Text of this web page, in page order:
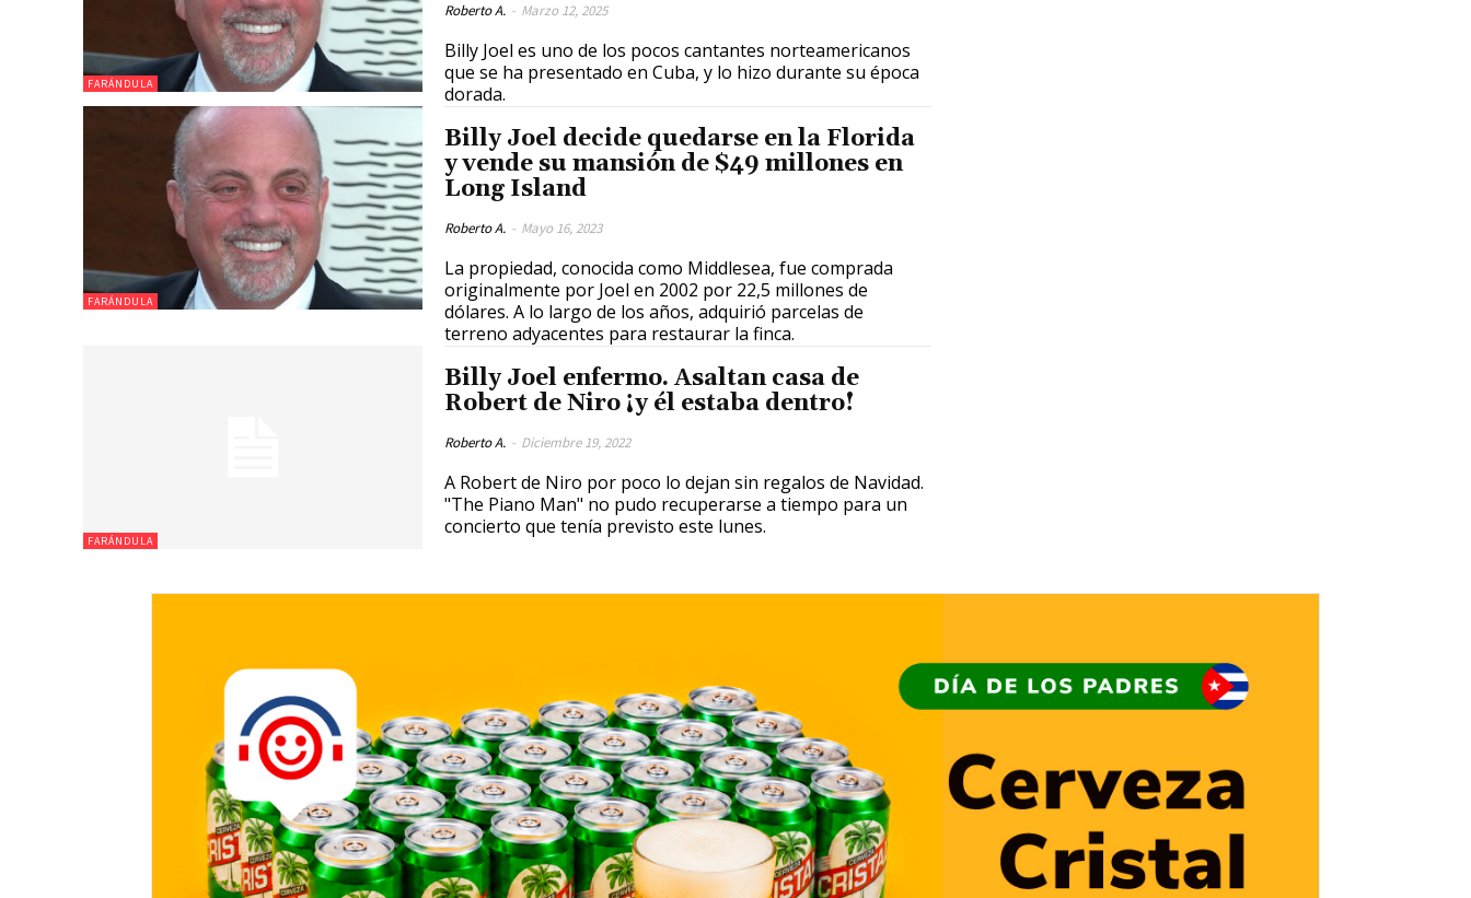
FARÁNDULA
Roberto A. - Marzo 12, 2025
Billy Joel es uno de los pocos cantantes norteamericanos
que se ha presentado en Cuba, y lo hizo durante su época
dorada.
FARÁNDULA
Billy Joel decide quedarse en la Florida
y vende su mansión de $49 millones en
Long Island
Roberto A. - Mayo 16, 2023
La propiedad, conocida como Middlesea, fue comprada
originalmente por Joel en 2002 por 22,5 millones de
dólares. A lo largo de los años, adquirió parcelas de
terreno adyacentes para restaurar la finca.
FARÁNDULA
Billy Joel enfermo. Asaltan casa de
Robert de Niro ¡y él estaba dentro!
Roberto A. - Diciembre 19, 2022
A Robert de Niro por poco lo dejan sin regalos de Navidad.
"The Piano Man" no pudo recuperarse a tiempo para un
concierto que tenía previsto este lunes.